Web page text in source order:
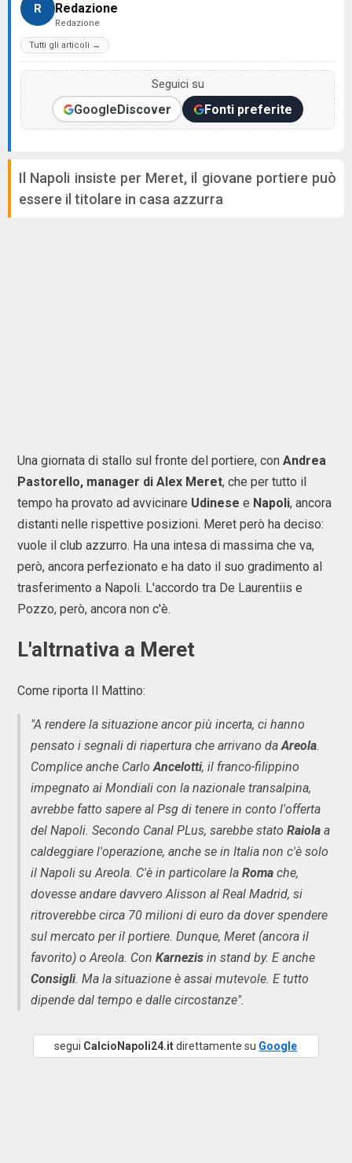
R Redazione
Redazione
Tutti gli articoli →
Seguici su
GoogleDiscover Fonti preferite
Il Napoli insiste per Meret, il giovane portiere può
essere il titolare in casa azzurra
Una giornata di stallo sul fronte del portiere, con Andrea
Pastorello, manager di Alex Meret, che per tutto il
tempo ha provato ad avvicinare Udinese e Napoli, ancora
distanti nelle rispettive posizioni. Meret però ha deciso:
vuole il club azzurro. Ha una intesa di massima che va,
però, ancora perfezionato e ha dato il suo gradimento al
trasferimento a Napoli. L'accordo tra De Laurentiis e
Pozzo, però, ancora non c'è.
L'altrnativa a Meret
Come riporta Il Mattino:
"A rendere la situazione ancor più incerta, ci hanno
pensato i segnali di riapertura che arrivano daAreola.
Complice anche CarloAncelotti, il franco-filippino
impegnato ai Mondiali con la nazionale transalpina,
avrebbe fatto sapere al Psg di tenere in conto l'offerta
del Napoli. Secondo Canal PLus, sarebbe stato Raiola a
caldeggiare l'operazione, anche se in Italia non c'è solo
il Napoli su Areola. C'è in particolare la Roma che,
dovesse andare davvero Alisson al Real Madrid, si
ritroverebbe circa 70 milioni di euro da dover spendere
sul mercato per il portiere. Dunque, Meret (ancora il
favorito) o Areola. Con Karnezis in stand by. E anche
Consigli. Ma la situazione è assai mutevole. E tutto
dipende dal tempo e dalle circostanze".
segui CalcioNapoli24.itdirettamente su Google